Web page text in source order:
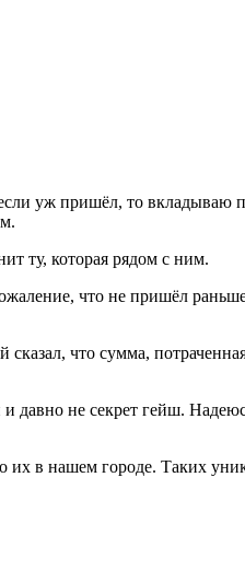
уж пришёл, то вкладываю
ту, которая рядом с ним.
что не пришёл
что сумма,
давно не секрет гейш.
их в нашем городе. Таких